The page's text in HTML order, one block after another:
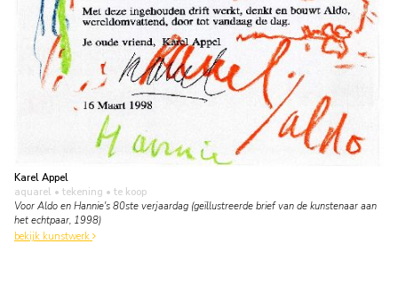
Karel Appel
aquarel • tekening • te koop
Voor Aldo en Hannie's 80ste verjaardag (geïllustreerde brief van de kunstenaar aan
het echtpaar, 1998)
bekijk kunstwerk